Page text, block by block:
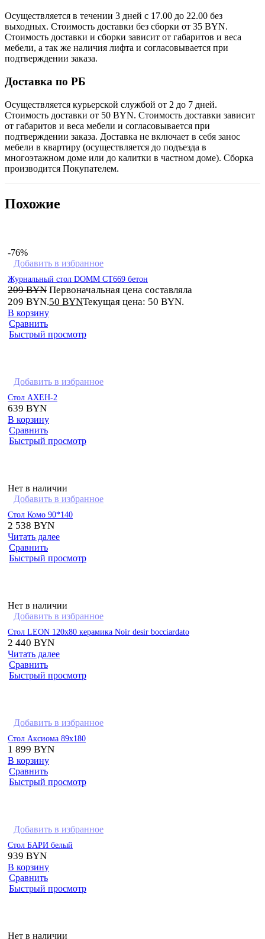
Осуществляется в течении 3 дней с 17.00 до 22.00 без
выходных. Стоимость доставки без сборки от 35 BYN.
Стоимость доставки и сборки зависит от габаритов и веса
мебели, а так же наличия лифта и согласовывается при
подтверждении заказа.
Доставка по РБ
Осуществляется курьерской службой от 2 до 7 дней.
Стоимость доставки от 50 BYN. Стоимость доставки зависит
от габаритов и веса мебели и согласовывается при
подтверждении заказа. Доставка не включает в себя занос
мебели в квартиру (осуществляется до подъезда в
многоэтажном доме или до калитки в частном доме). Сборка
производится Покупателем.
Похожие
-76%
Добавить в избранное
Журнальный стол DOMM CT669 бетон
209BYN Первоначальная цена составляла
209 BYN.50 BYNТекущая цена: 50 BYN.
В корзину
Сравнить
Быстрый просмотр
Добавить в избранное
Стол АХЕН-2
639 BYN
В корзину
Сравнить
Быстрый просмотр
Нет в наличии
Добавить в избранное
Стол Комо 90*140
2 538 BYN
Читать далее
Сравнить
Быстрый просмотр
Нет в наличии
Добавить в избранное
Стол LEON 120х80 керамика Noir desir bocciardato
2 440 BYN
Читать далее
Сравнить
Быстрый просмотр
Добавить в избранное
Стол Аксиома 89х180
1 899 BYN
В корзину
Сравнить
Быстрый просмотр
Добавить в избранное
Стол БАРИ белый
939 BYN
В корзину
Сравнить
Быстрый просмотр
Нет в наличии